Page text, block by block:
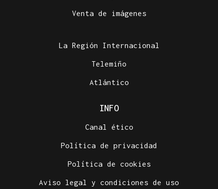
Venta de imágenes
La Región Internacional
Telemiño
Atlántico
INFO
Canal ético
Política de privacidad
Política de cookies
Aviso legal y condiciones de uso